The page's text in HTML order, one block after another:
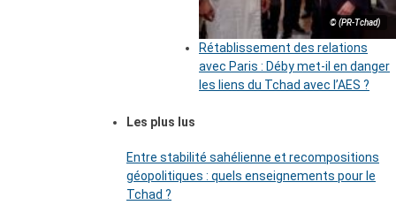
© (PR-Tchad)
Rétablissement des relations
avec Paris : Déby met-il en danger
les liens du Tchad avec l’AES ?
Les plus lus
Entre stabilité sahélienne et recompositions
géopolitiques : quels enseignements pour le
Tchad ?